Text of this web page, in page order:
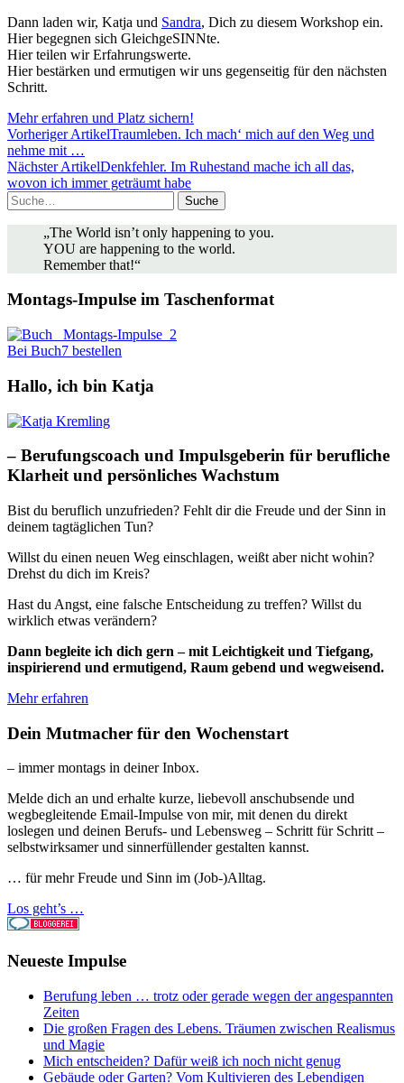
Dann laden wir, Katja und Sandra, Dich zu diesem Workshop ein.
Hier begegnen sich GleichgeSINNte.
Hier teilen wir Erfahrungswerte.
Hier bestärken und ermutigen wir uns gegenseitig für den nächsten
Schritt.
Mehr erfahren und Platz sichern!
Vorheriger ArtikelTraumleben. Ich mach‘ mich auf den Weg und
nehme mit …
Nächster ArtikelDenkfehler. Im Ruhestand mache ich all das,
wovon ich immer geträumt habe
Suche
„The World isn’t only happening to you.
YOU are happening to the world.
Remember that!“
Montags-Impulse im Taschenformat
Bei Buch7 bestellen
Hallo, ich bin Katja
– Berufungscoach und Impulsgeberin für berufliche
Klarheit und persönliches Wachstum
Bist du beruflich unzufrieden? Fehlt dir die Freude und der Sinn in
deinem tagtäglichen Tun?
Willst du einen neuen Weg einschlagen, weißt aber nicht wohin?
Drehst du dich im Kreis?
Hast du Angst, eine falsche Entscheidung zu treffen? Willst du
wirklich etwas verändern?
Dann begleite ich dich gern – mit Leichtigkeit und Tiefgang,
inspirierend und ermutigend, Raum gebend und wegweisend.
Mehr erfahren
Dein Mutmacher für den Wochenstart
– immer montags in deiner Inbox.
Melde dich an und erhalte kurze, liebevoll anschubsende und
wegbegleitende Email-Impulse von mir, mit denen du direkt
loslegen und deinen Berufs- und Lebensweg – Schritt für Schritt –
selbstwirksamer und sinnerfüllender gestalten kannst.
… für mehr Freude und Sinn im (Job-)Alltag.
Los geht’s …
Neueste Impulse
Berufung leben … trotz oder gerade wegen der angespannten
Zeiten
Die großen Fragen des Lebens. Träumen zwischen Realismus
und Magie
Mich entscheiden? Dafür weiß ich noch nicht genug
Gebäude oder Garten? Vom Kultivieren des Lebendigen